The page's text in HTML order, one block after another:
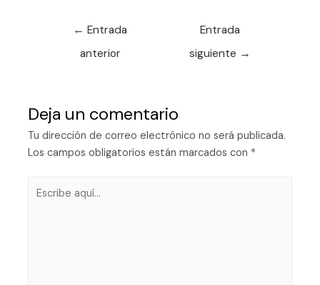
← Entrada
anterior
Entrada
siguiente →
Deja un comentario
Tu dirección de correo electrónico no será publicada.
Los campos obligatorios están marcados con *